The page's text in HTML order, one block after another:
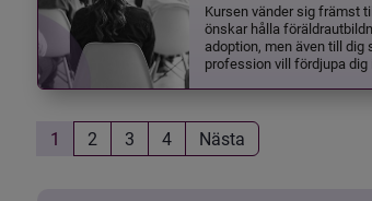
Kursen vänder sig främst
önskar hålla
adoption, men även till dig
profession vill fördjupa dig
1 2 3 4 Nästa